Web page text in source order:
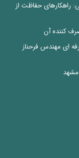
راهکارهای حفاظت از
کننده آن
ای مهندس فرحناز